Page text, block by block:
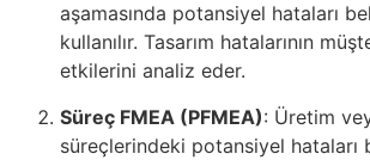
aşamasında potansiyel hataları
kullanılır. Tasarım hatalarının
etkilerini analiz eder.
Süreç FMEA (PFMEA): Üretim
süreçlerindeki potansiyel hataları